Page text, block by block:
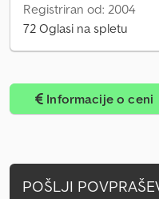
Registriran od: 2004
72 Oglasi na spletu
Informacije o ceni
POŠLJI